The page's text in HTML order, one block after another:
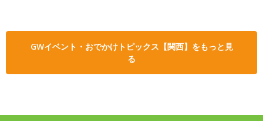
GWイベント・おでかけトピックス【関西】をもっと見
る